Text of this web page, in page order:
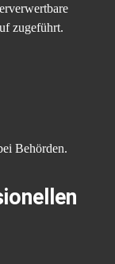
zugeführt.
Behörden.